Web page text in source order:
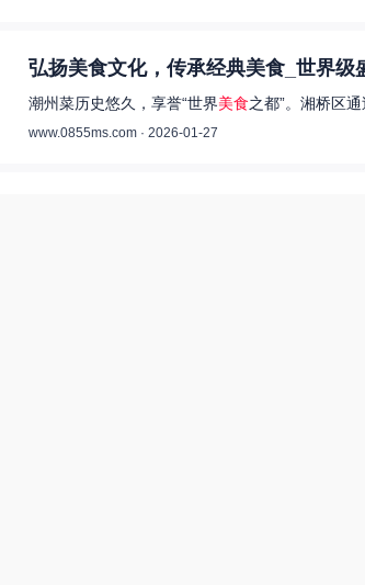
弘扬美食文化，传承经典美食_世界
潮州菜历史悠久，享誉“世界美食之都”。湘桥区
www.0855ms.com · 2026-01-27